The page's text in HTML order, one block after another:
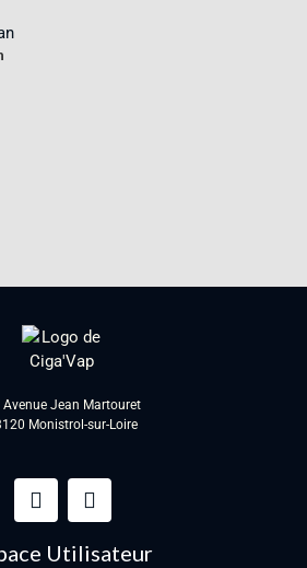
Avenue Jean Martouret
Monistrol-sur-Loire
Utilisateur